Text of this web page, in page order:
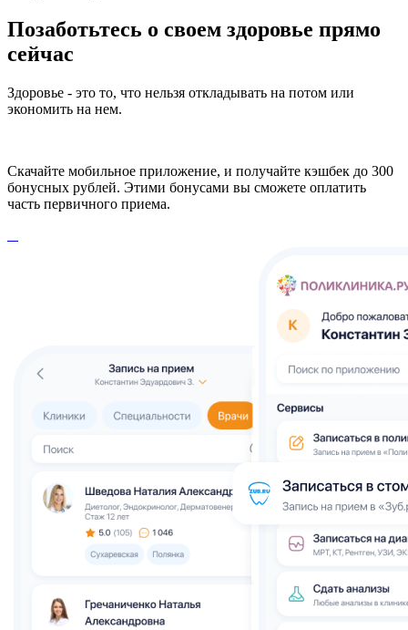
Позаботьтесь о своем здоровье прямо
сейчас
Здоровье - это то, что нельзя откладывать на потом или
экономить на нем.
Скачайте мобильное приложение, и получайте кэшбек до 300
бонусных рублей. Этими бонусами вы сможете оплатить
часть первичного приема.